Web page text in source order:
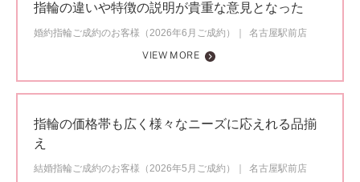
指輪の違いや特徴の説明が貴重な意見となった
婚約指輪ご成約のお客様（2026年6月ご成約）
名古屋駅前店
VIEW MORE
指輪の価格帯も広く様々なニーズに応えれる品揃
え
結婚指輪ご成約のお客様（2026年5月ご成約）
名古屋駅前店